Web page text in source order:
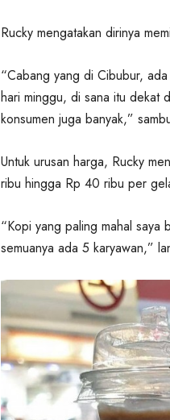
Rucky mengatakan dirinya
“Cabang yang di Cibubur,
hari minggu, di sana itu dekat
konsumen juga banyak,”
Untuk urusan harga, Rucky
ribu hingga Rp 40 ribu per
“Kopi yang paling mahal saya
semuanya ada 5 karyawan,”